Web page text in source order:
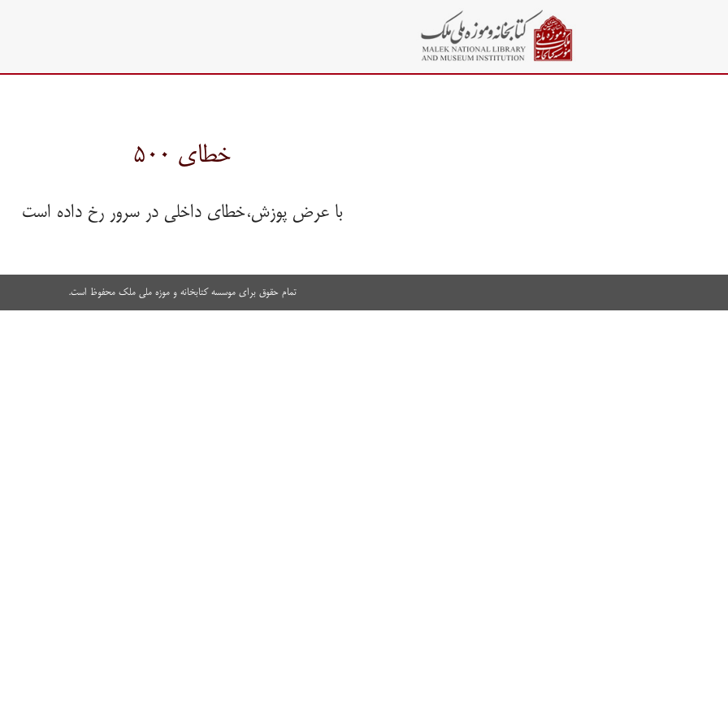
خطای ۵۰۰
با عرض پوزش،خطای داخلی در سرور رخ داده است
تمام حقوق برای موسسه کتابخانه و موزه ملی ملک محفوظ است.